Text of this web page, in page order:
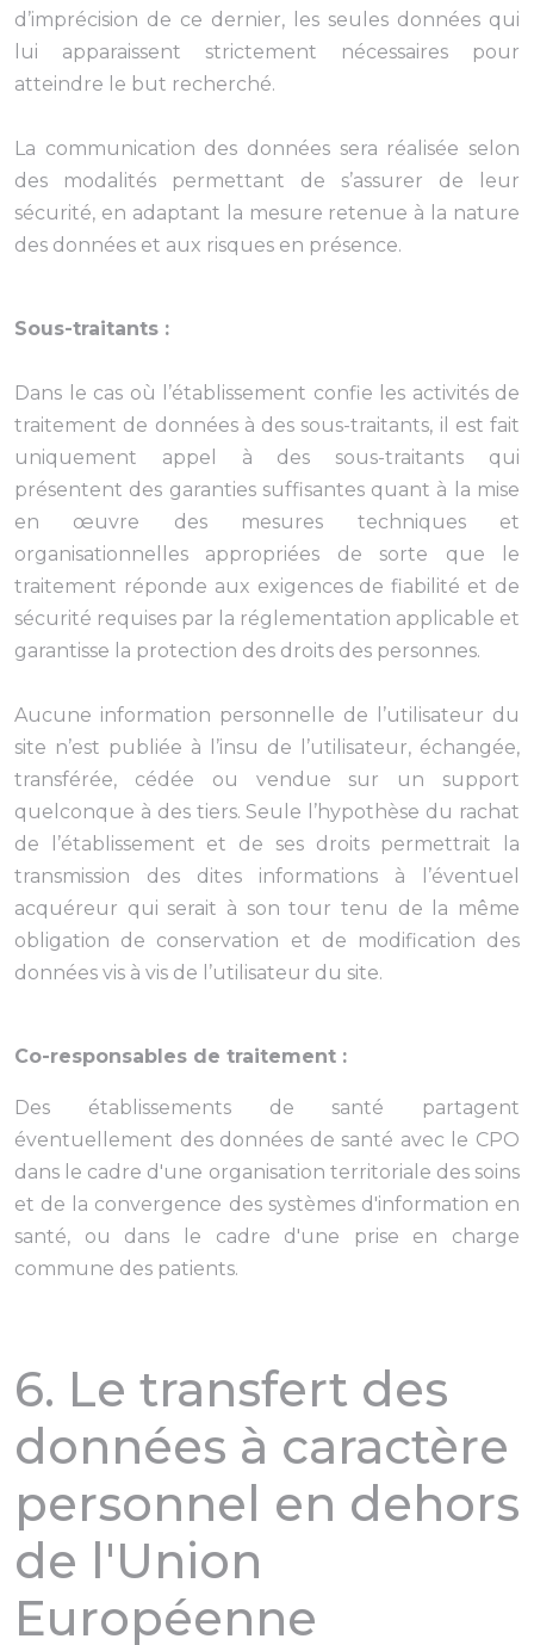
d’imprécision de ce dernier, les seules données qui
lui apparaissent strictement nécessaires pour
atteindre le but recherché.
La communication des données sera réalisée selon
des modalités permettant de s’assurer de leur
sécurité, en adaptant la mesure retenue à la nature
des données et aux risques en présence.
Sous-traitants :
Dans le cas où l’établissement confie les activités de
traitement de données à des sous-traitants, il est fait
uniquement appel à des sous-traitants qui
présentent des garanties suffisantes quant à la mise
en œuvre des mesures techniques et
organisationnelles appropriées de sorte que le
traitement réponde aux exigences de fiabilité et de
sécurité requises par la réglementation applicable et
garantisse la protection des droits des personnes.
Aucune information personnelle de l’utilisateur du
site n’est publiée à l’insu de l’utilisateur, échangée,
transférée, cédée ou vendue sur un support
quelconque à des tiers. Seule l’hypothèse du rachat
de l’établissement et de ses droits permettrait la
transmission des dites informations à l’éventuel
acquéreur qui serait à son tour tenu de la même
obligation de conservation et de modification des
données vis à vis de l’utilisateur du site.
Co-responsables de traitement :
Des établissements de santé partagent
éventuellement des données de santé avec le CPO
dans le cadre d'une organisation territoriale des soins
et de la convergence des systèmes d'information en
santé, ou dans le cadre d'une prise en charge
commune des patients.
6. Le transfert des
données à caractère
personnel en dehors
de l'Union
Européenne